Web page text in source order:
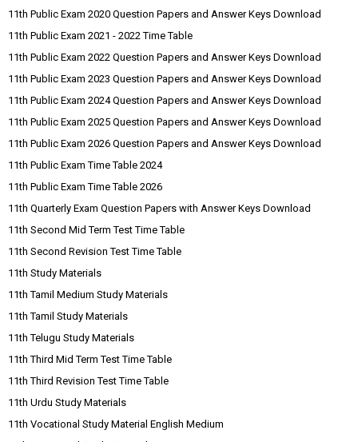
11th Public Exam 2020 Question Papers and Answer Keys Download
11th Public Exam 2021 - 2022 Time Table
11th Public Exam 2022 Question Papers and Answer Keys Download
11th Public Exam 2023 Question Papers and Answer Keys Download
11th Public Exam 2024 Question Papers and Answer Keys Download
11th Public Exam 2025 Question Papers and Answer Keys Download
11th Public Exam 2026 Question Papers and Answer Keys Download
11th Public Exam Time Table 2024
11th Public Exam Time Table 2026
11th Quarterly Exam Question Papers with Answer Keys Download
11th Second Mid Term Test Time Table
11th Second Revision Test Time Table
11th Study Materials
11th Tamil Medium Study Materials
11th Tamil Study Materials
11th Telugu Study Materials
11th Third Mid Term Test Time Table
11th Third Revision Test Time Table
11th Urdu Study Materials
11th Vocational Study Material English Medium